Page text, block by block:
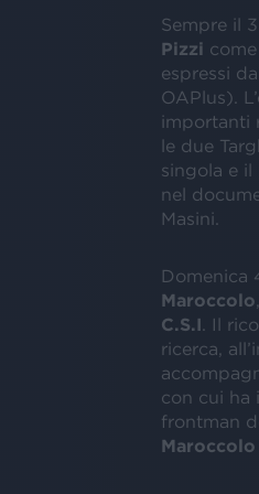
Sempre il
Pizzi
espressi
OAPlus).
importanti
le due
singola e il
nel
Masini.
Domenica
Maroccolo
C.S.I . Il
ricerca,
con cui ha
frontman
Maroccolo